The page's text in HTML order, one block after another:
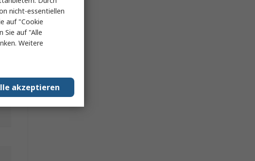
nicht-essentiellen
auf "Cookie
Sie auf "Alle
Weitere
akzeptieren